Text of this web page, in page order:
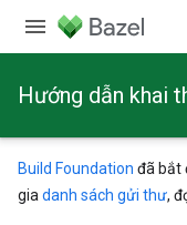
Hướng dẫn khai
Build Foundation đã bắt
gia danh sách gửi thư,